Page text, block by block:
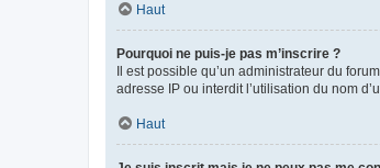
Haut
Pourquoi ne puis-je pas m’inscrire ?
Il est possible qu’un administrateur du
adresse IP ou interdit l’utilisation du nom
Haut